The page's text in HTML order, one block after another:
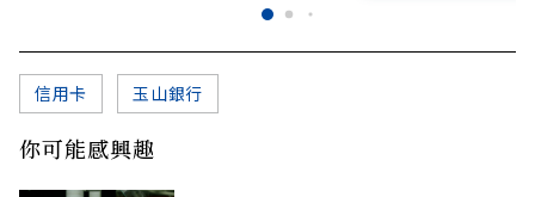
信用卡 玉山銀行
你可能感興趣